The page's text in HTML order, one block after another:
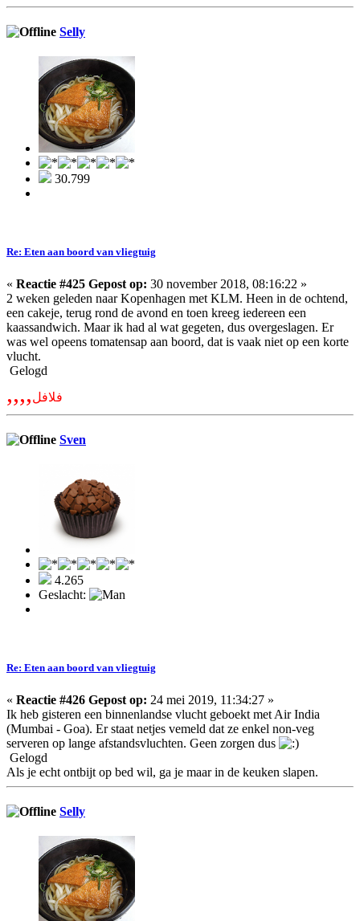
Selly
30.799
Re: Eten aan boord van vliegtuig
« Reactie #425 Gepost op: 30 november 2018, 08:16:22 »
2 weken geleden naar Kopenhagen met KLM. Heen in de ochtend,
een cakeje, terug rond de avond en toen kreeg iedereen een
kaassandwich. Maar ik had al wat gegeten, dus overgeslagen. Er
was wel opeens tomatensap aan boord, dat is vaak niet op een korte
vlucht.
Gelogd
,,,,فلافل
Sven
4.265
Geslacht:
Re: Eten aan boord van vliegtuig
« Reactie #426 Gepost op: 24 mei 2019, 11:34:27 »
Ik heb gisteren een binnenlandse vlucht geboekt met Air India
(Mumbai - Goa). Er staat netjes vemeld dat ze enkel non-veg
serveren op lange afstandsvluchten. Geen zorgen dus
Gelogd
Als je echt ontbijt op bed wil, ga je maar in de keuken slapen.
Selly